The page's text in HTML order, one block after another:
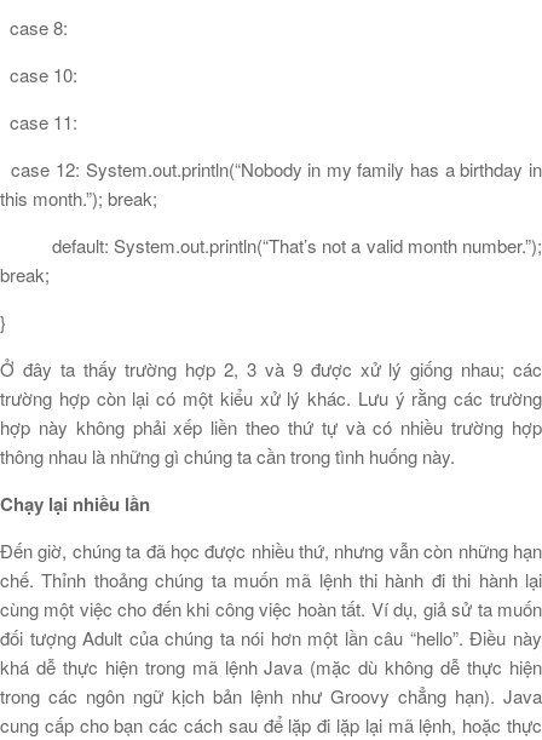
case 8:
case 10:
case 11:
case 12: System.out.println(“Nobody in my family has a birthday in
this month.”); break;
default: System.out.println(“That’s not a valid month number.”);
break;
}
Ở đây ta thấy trường hợp 2, 3 và 9 được xử lý giống nhau; các
trường hợp còn lại có một kiểu xử lý khác. Lưu ý rằng các trường
hợp này không phải xếp liền theo thứ tự và có nhiều trường hợp
thông nhau là những gì chúng ta cần trong tình huống này.
Chạy lại nhiều lần
Đến giờ, chúng ta đã học được nhiều thứ, nhưng vẫn còn những hạn
chế. Thỉnh thoảng chúng ta muốn mã lệnh thi hành đi thi hành lại
cùng một việc cho đến khi công việc hoàn tất. Ví dụ, giả sử ta muốn
đối tượng Adult của chúng ta nói hơn một lần câu “hello”. Điều này
khá dễ thực hiện trong mã lệnh Java (mặc dù không dễ thực hiện
trong các ngôn ngữ kịch bản lệnh như Groovy chẳng hạn). Java
cung cấp cho bạn các cách sau để lặp đi lặp lại mã lệnh, hoặc thực